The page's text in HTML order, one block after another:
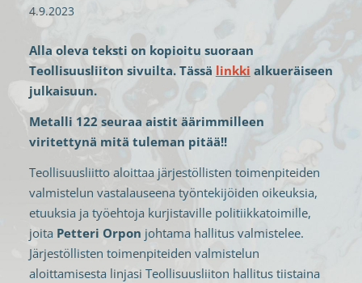
4.9.2023
Alla oleva teksti on kopioitu suoraan
Teollisuusliiton sivuilta. Tässä linkki alkueräiseen
julkaisuun.
Metalli 122 seuraa aistit äärimmilleen
viritettynä mitä tuleman pitää!!
Teollisuusliitto aloittaa järjestöllisten toimenpiteiden
valmistelun vastalauseena työntekijöiden oikeuksia,
etuuksia ja työehtoja kurjistaville politiikkatoimille,
joita Petteri Orpon johtama hallitus valmistelee.
Järjestöllisten toimenpiteiden valmistelun
aloittamisesta linjasi Teollisuusliiton hallitus tiistaina